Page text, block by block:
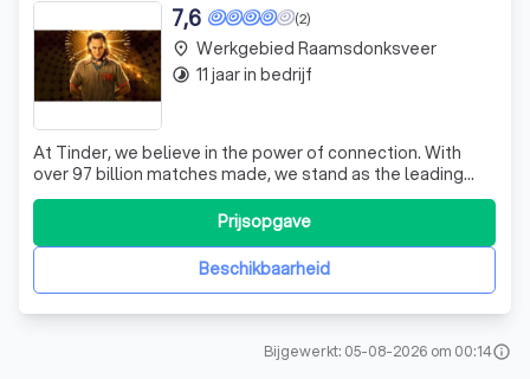
(2)
7,6
At Tinder, we believe in the power of connection. With
over 97 billion matches made, we stand as the leading
free dating app, designed to help you meet new people
and explore relationships on your terms. Whether you're
seeking love, friendship, or simply a fun date, our platform
welcomes everyone—stBeschikbaarheid
Prijsopgave
place Werkgebied Raamsdonksveer
timelapse 11 jaar in bedrijf
Bijgewerkt: 05-08-2026 om 00:14info